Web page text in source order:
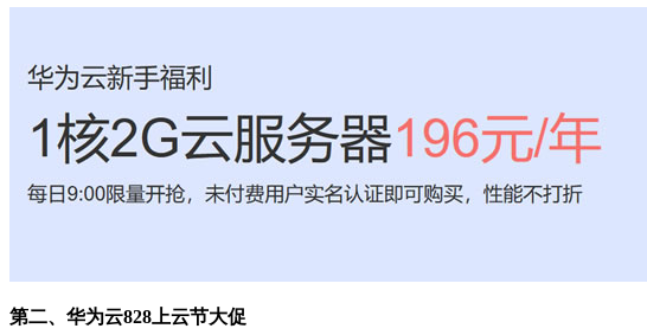
第二、华为云828上云节大促